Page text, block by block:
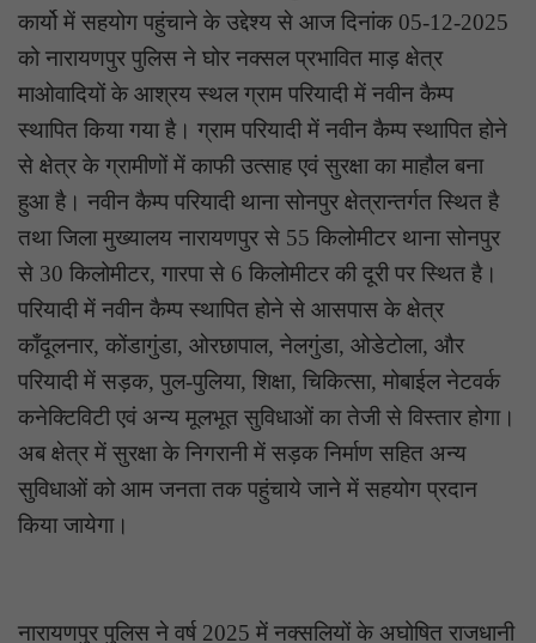
कार्यो में सहयोग पहुंचाने के उद्देश्य से आज दिनांक 05-12-2025
को नारायणपुर पुलिस ने घोर नक्सल प्रभावित माड़ क्षेत्र
माओवादियों के आश्रय स्थल ग्राम परियादी में नवीन कैम्प
स्थापित किया गया है। ग्राम परियादी में नवीन कैम्प स्थापित होने
से क्षेत्र के ग्रामीणों में काफी उत्साह एवं सुरक्षा का माहौल बना
हुआ है। नवीन कैम्प परियादी थाना सोनपुर क्षेत्रान्तर्गत स्थित है
तथा जिला मुख्यालय नारायणपुर से 55 किलोमीटर थाना सोनपुर
से 30 किलोमीटर, गारपा से 6 किलोमीटर की दूरी पर स्थित है।
परियादी में नवीन कैम्प स्थापित होने से आसपास के क्षेत्र
काँदूलनार, कोंडागुंडा, ओरछापाल, नेलगुंडा, ओडेटोला, और
परियादी में सड़क, पुल-पुलिया, शिक्षा, चिकित्सा, मोबाईल नेटवर्क
कनेक्टिविटी एवं अन्य मूलभूत सुविधाओं का तेजी से विस्तार होगा।
अब क्षेत्र में सुरक्षा के निगरानी में सड़क निर्माण सहित अन्य
सुविधाओं को आम जनता तक पहुंचाये जाने में सहयोग प्रदान
किया जायेगा।
नारायणपुर पुलिस ने वर्ष 2025 में नक्सलियों के अघोषित राजधानी